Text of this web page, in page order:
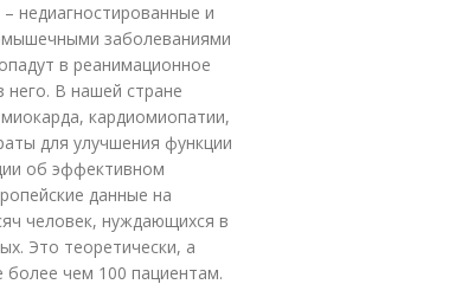
недиагностированные и
заболеваниями
в реанимационное
него. В нашей стране
кардиомиопатии,
для улучшения функции
об эффективном
данные на
человек, нуждающихся в
Это теоретически, а
чем 100 пациентам.